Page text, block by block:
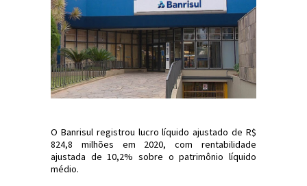
O Banrisul registrou lucro líquido ajustado de R$
824,8 milhões em 2020, com rentabilidade
ajustada de 10,2% sobre o patrimônio líquido
médio.